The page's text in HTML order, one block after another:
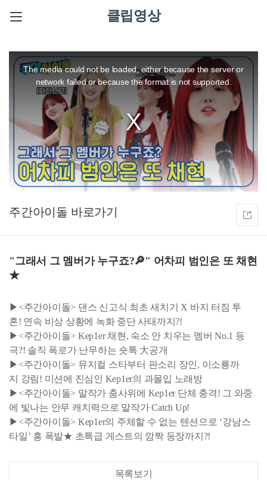
클립영상
modalThe media could not be loaded, either because the server or
network failed or because the format is not supported.
주간아이돌
"그래서 그 멤버가 누구죠?🔎" 어차피 범인은 또 채현
★
▶<주간아이돌> 댄스 신고식 최초 새치기 X 바지 터짐 투
혼! 연속 비상 상황에 녹화 중단 사태까지?!
▶<주간아이돌> Kep1er 채현, 숙소 안 치우는 멤버 No.1 등
극?! 솔직 폭로가 난무하는 숏톡 大공개
▶<주간아이돌> 뮤지컬 스타부터 판소리 장인, 이소룡까
지 강림! 미션에 진심인 Kep1er의 과몰입 노래방
▶<주간아이돌> 말작가 춤사위에 Kep1er 단체 충격! 그 와중
에 빛나는 안무 캐치력으로 말작가 Catch Up!
▶<주간아이돌> Kep1er의 주체할 수 없는 텐션으로 ‘강남스
타일’ 흥 폭발★ 초특급 게스트의 깜짝 등장까지?!
목록보기